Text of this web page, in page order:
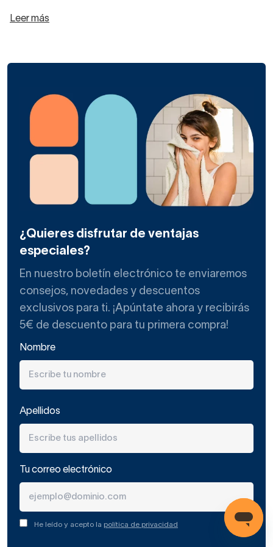
Leer más
¿Quieres disfrutar de ventajas
especiales?
En nuestro boletín electrónico te enviaremos
consejos, novedades y descuentos
exclusivos para ti. ¡Apúntate ahora y recibirás
5€ de descuento para tu primera compra!
Nombre
Apellidos
Tu correo electrónico
He leído y acepto la política de privacidad